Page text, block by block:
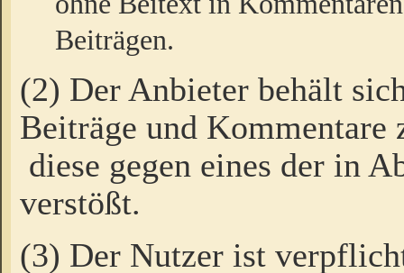
Beiträgen.
(2) Der Anbieter behält
Beiträge und Kommentare
diese gegen eines der in
verstößt.
(3) Der Nutzer ist